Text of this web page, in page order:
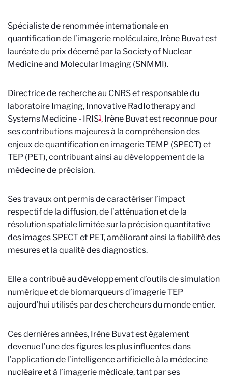
Spécialiste de renommée internationale en
quantification de l’imagerie moléculaire, Irène Buvat est
lauréate du prix décerné par la Society of Nuclear
Medicine and Molecular Imaging (SNMMI).
Directrice de recherche au CNRS et responsable du
laboratoire Imaging, Innovative RadIotherapy and
Systems Medicine - IRIS1, Irène Buvat est reconnue pour
ses contributions majeures à la compréhension des
enjeux de quantification en imagerie TEMP (SPECT) et
TEP (PET), contribuant ainsi au développement de la
médecine de précision.
Ses travaux ont permis de caractériser l’impact
respectif de la diffusion, de l’atténuation et de la
résolution spatiale limitée sur la précision quantitative
des images SPECT et PET, améliorant ainsi la fiabilité des
mesures et la qualité des diagnostics.
Elle a contribué au développement d’outils de simulation
numérique et de biomarqueurs d’imagerie TEP
aujourd’hui utilisés par des chercheurs du monde entier.
Ces dernières années, Irène Buvat est également
devenue l’une des figures les plus influentes dans
l’application de l’intelligence artificielle à la médecine
nucléaire et à l’imagerie médicale, tant par ses